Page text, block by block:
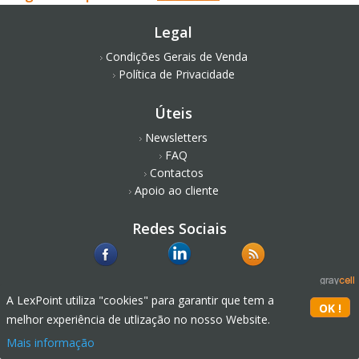
Legal
Condições Gerais de Venda
Política de Privacidade
Úteis
Newsletters
FAQ
Contactos
Apoio ao cliente
Redes Sociais
A LexPoint utiliza "cookies" para garantir que tem a
melhor experiência de utlização no nosso Website.
Mais informação